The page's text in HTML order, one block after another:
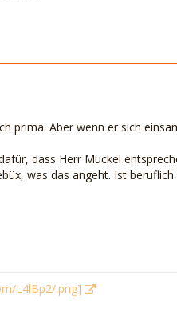
prima. Aber wenn er sich
dass Herr Muckel
was das angeht. Ist beruflich
L4lBp2/.png]